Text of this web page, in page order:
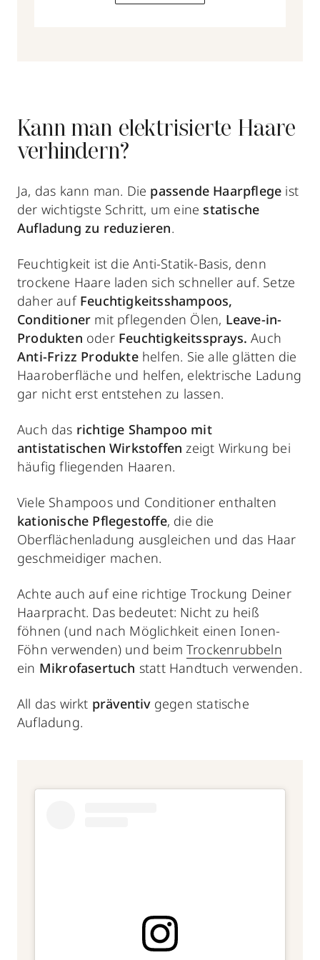
Kann man elektrisierte Haare
verhindern?
Ja, das kann man. Die passende Haarpflege ist
der wichtigste Schritt, um eine statische
Aufladung zu reduzieren.
Feuchtigkeit ist die Anti-Statik-Basis, denn
trockene Haare laden sich schneller auf. Setze
daher auf Feuchtigkeitsshampoos,
Conditioner mit pflegenden Ölen, Leave-in-
Produkten oder Feuchtigkeitssprays.Auch
Anti-Frizz Produkte helfen. Sie alle glätten die
Haaroberfläche und helfen, elektrische Ladung
gar nicht erst entstehen zu lassen.
Auch das richtige Shampoo mit
antistatischen Wirkstoffen zeigt Wirkung bei
häufig fliegenden Haaren.
Viele Shampoos und Conditioner enthalten
kationische Pflegestoffe, die die
Oberflächenladung ausgleichen und das Haar
geschmeidiger machen.
Achte auch auf eine richtige Trockung Deiner
Haarpracht. Das bedeutet: Nicht zu heiß
föhnen (und nach Möglichkeit einen Ionen-
Föhn verwenden) und beim Trockenrubbeln
ein Mikrofasertuch statt Handtuch verwenden.
All das wirkt präventivgegen statische
Aufladung.